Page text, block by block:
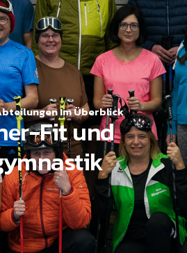
Im Überblick
Fit und